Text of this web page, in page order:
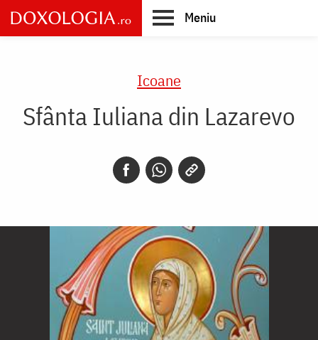
Skip
to
main
Meniu
Icoane
Sfânta Iuliana din Lazarevo